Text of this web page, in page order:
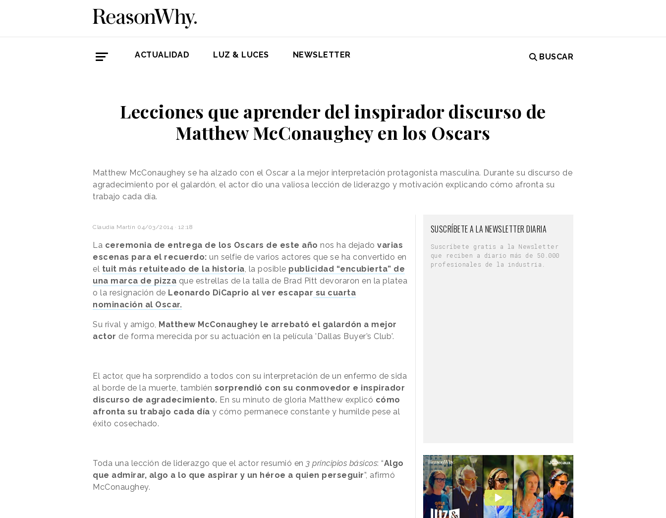
ACTUALIDAD LUZ & LUCES NEWSLETTER BUSCAR
Lecciones que aprender del inspirador discurso de
Matthew McConaughey en los Oscars
Matthew McConaughey se ha alzado con el Oscar a la mejor interpretación protagonista masculina. Durante su discurso de
agradecimiento por el galardón, el actor dio una valiosa lección de liderazgo y motivación explicando cómo afronta su
trabajo cada día.
Claudia Martín 04/03/2014 · 12:18
La ceremonia de entrega de los Oscars de este año nos ha dejado varias
escenas para el recuerdo: un selfie de varios actores que se ha convertido en
el tuit más retuiteado de la historia , la posible publicidad “encubierta” de
una marca de pizza que estrellas de la talla de Brad Pitt devoraron en la platea
o la resignación de Leonardo DiCaprio al ver escapar su cuarta
nominación al Oscar.
Su rival y amigo, Matthew McConaughey le arrebató el galardón a mejor
actor de forma merecida por su actuación en la película 'Dallas Buyer’s Club'.
El actor, que ha sorprendido a todos con su interpretación de un enfermo de sida
al borde de la muerte, también sorprendió con su conmovedor e inspirador
discurso de agradecimiento. En su minuto de gloria Matthew explicó cómo
afronta su trabajo cada día y cómo permanece constante y humilde pese al
éxito cosechado.
Toda una lección de liderazgo que el actor resumió en 3 principios básicos: “Algo
que admirar, algo a lo que aspirar y un héroe a quien perseguir”, afirmó
McConaughey.
SUSCRÍBETE A LA NEWSLETTER DIARIA
Suscríbete gratis a la Newsletter
que reciben a diario más de 50.000
profesionales de la industria.